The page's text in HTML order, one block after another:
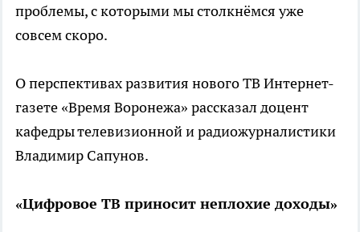
проблемы, с которыми мы столкнёмся уже
совсем скоро.
О перспективах развития нового ТВ Интернет-
газете «Время Воронежа» рассказал доцент
кафедры телевизионной и радиожурналистики
Владимир Сапунов.
«Цифровое ТВ приносит неплохие доходы»